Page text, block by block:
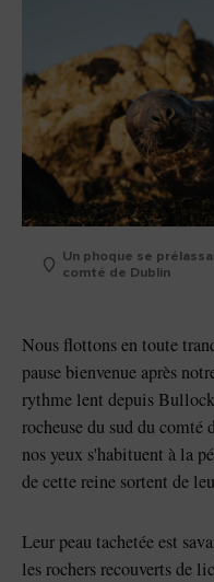
Un phoque se
comté de Dublin
Nous flottons en toute
pause bienvenue après
rythme lent depuis
rocheuse du sud du
nos yeux s'habituent à la
de cette reine sortent de
Leur peau tachetée est
les rochers recouverts de